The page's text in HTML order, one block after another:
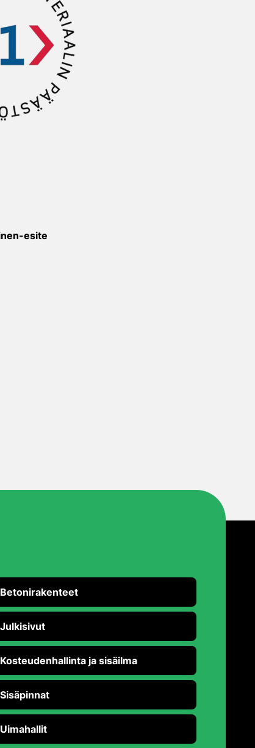
esite
Betonirakenteet
Julkisivut
Kosteudenhallinta ja sisäilma
Sisäpinnat
Uimahallit